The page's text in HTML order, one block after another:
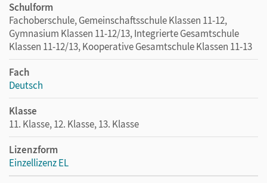
Schulform
Fachoberschule, Gemeinschaftsschule Klassen 11-12,
Gymnasium Klassen 11-12/13, Integrierte Gesamtschule
Klassen 11-12/13, Kooperative Gesamtschule Klassen 11-13
Fach
Deutsch
Klasse
11. Klasse, 12. Klasse, 13. Klasse
Lizenzform
Einzellizenz EL